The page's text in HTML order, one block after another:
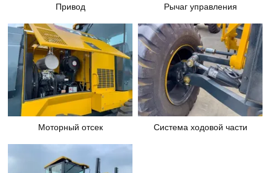
Привод Рычаг управления
Моторный отсек Система ходовой части